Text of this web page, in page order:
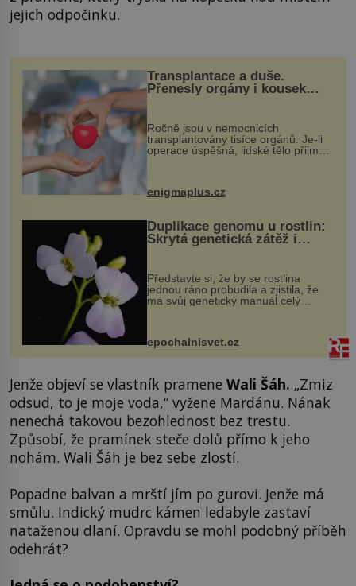
jejich odpočinku.
Transplantace a duše.
Přenesly orgány i kousek
Ročně jsou v nemocnicích
transplantovány tisíce orgánů. Je-li
operace úspěšná, lidské tělo přijme
enigmaplus.cz
Duplikace genomu u rostlin:
Skrytá genetická zátěž i
Představte si, že by se rostlina
jednou ráno probudila a zjistila, že
má svůj genetický manuál celý
vstupenka...
epochalnisvet.cz
Jenže objeví se vlastník pramene Wali Šáh. „Zmiz
odsud, to je moje voda,“ vyžene Mardánu. Nának
nenechá takovou bezohlednost bez trestu.
Způsobí, že pramínek steče dolů přímo k jeho
nohám. Wali Šáh je bez sebe zlostí.
Popadne balvan a mrští jím po gurovi. Jenže má
smůlu. Indický mudrc kámen ledabyle zastaví
nataženou dlaní. Opravdu se mohl podobný příběh
odehrát?